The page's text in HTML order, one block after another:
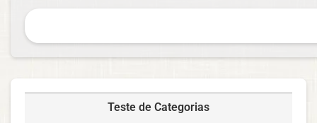
Teste de Categorias